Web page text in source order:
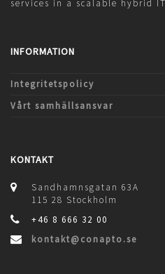
services in a scalable hybrid
INFORMATION
Integritetspolicy
Vårt samhällsansvar
KONTAKT
Sandhamnsgatan 63A
115 28 Stockholm
+46 8 666 32 00
kontakt@conapto.se